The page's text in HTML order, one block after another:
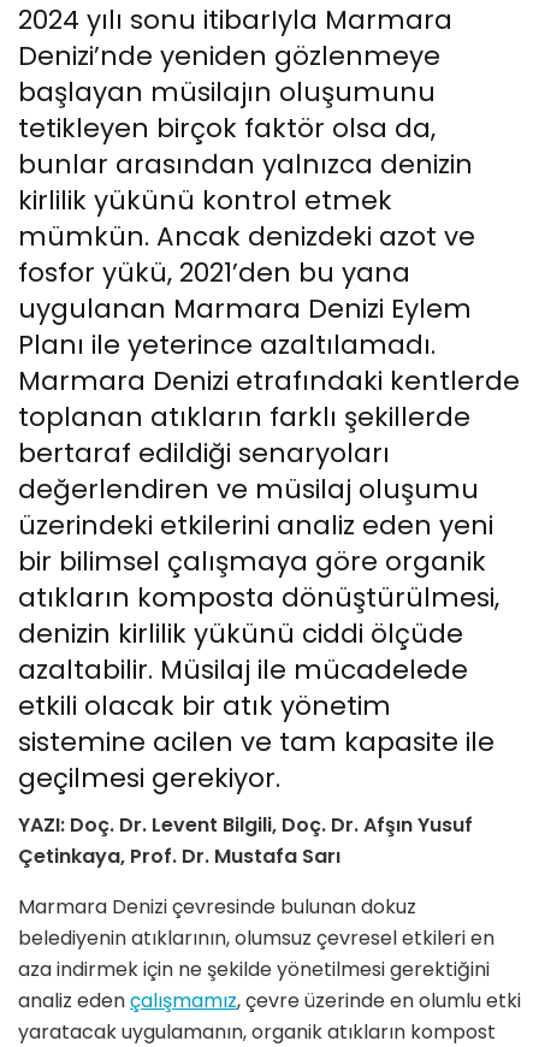
2024 yılı sonu itibarIyla Marmara
Denizi’nde yeniden gözlenmeye
başlayan müsilajın oluşumunu
tetikleyen birçok faktör olsa da,
bunlar arasından yalnızca denizin
kirlilik yükünü kontrol etmek
mümkün. Ancak denizdeki azot ve
fosfor yükü, 2021’den bu yana
uygulanan Marmara Denizi Eylem
Planı ile yeterince azaltılamadı.
Marmara Denizi etrafındaki kentlerde
toplanan atıkların farklı şekillerde
bertaraf edildiği senaryoları
değerlendiren ve müsilaj oluşumu
üzerindeki etkilerini analiz eden yeni
bir bilimsel çalışmaya göre organik
atıkların komposta dönüştürülmesi,
denizin kirlilik yükünü ciddi ölçüde
azaltabilir. Müsilaj ile mücadelede
etkili olacak bir atık yönetim
sistemine acilen ve tam kapasite ile
geçilmesi gerekiyor.
YAZI: Doç. Dr. Levent Bilgili, Doç. Dr. Afşın Yusuf
Çetinkaya, Prof. Dr. Mustafa Sarı
Marmara Denizi çevresinde bulunan dokuz
belediyenin atıklarının, olumsuz çevresel etkileri en
aza indirmek için ne şekilde yönetilmesi gerektiğini
analiz edençalışmamız, çevre üzerinde en olumlu etki
yaratacak uygulamanın, organik atıkların kompost